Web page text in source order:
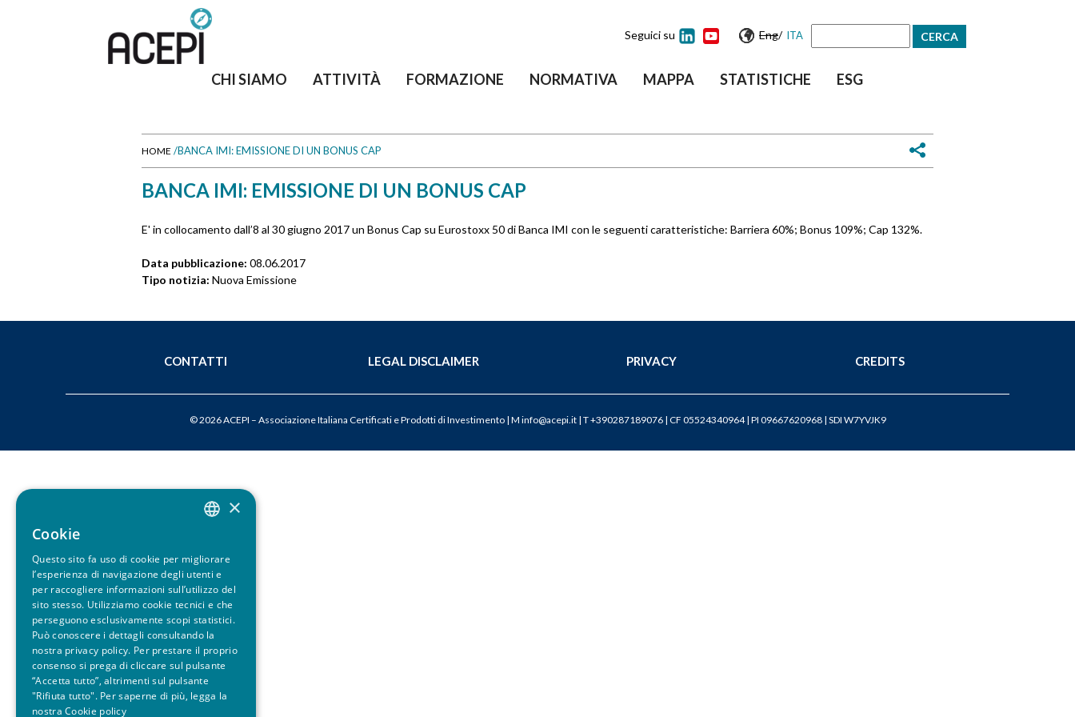
CHI SIAMO ATTIVITÀ FORMAZIONE NORMATIVA MAPPA STATISTICHE ESG
Eng/ ITA
Seguici su
e
HOME /BANCA IMI: EMISSIONE DI UN BONUS CAP
BANCA IMI: EMISSIONE DI UN BONUS CAP
E' in collocamento dall’8 al 30 giugno 2017 un Bonus Cap su Eurostoxx 50 di Banca IMI con le seguenti caratteristiche: Barriera 60%; Bonus 109%; Cap 132%.
Data pubblicazione: 08.06.2017
Tipo notizia: Nuova Emissione
CONTATTI LEGAL DISCLAIMER PRIVACY CREDITS
© 2026 ACEPI – Associazione Italiana Certificati e Prodotti di Investimento | M info@acepi.it| T +390287189076 | CF 05524340964 | PI 09667620968 | SDI W7YVJK9
×
Cookie
Questo sito fa uso di cookie per migliorare
l’esperienza di navigazione degli utenti e
per raccogliere informazioni sull’utilizzo del
sito stesso. Utilizziamo cookie tecnici e che
perseguono esclusivamente scopi statistici.
Può conoscere i dettagli consultando la
nostra privacy policy. Per prestare il proprio
consenso si prega di cliccare sul pulsante
“Accetta tutto”, altrimenti sul pulsante
"Rifiuta tutto". Per saperne di più, legga la
nostra Cookie policy